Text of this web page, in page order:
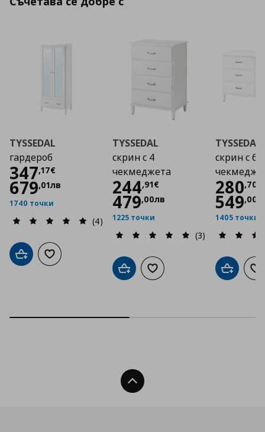
TYSSEDAL
гардероб
347,17€
Цена 347,17 €
679,01лв
1740 точки
(4)
Добави в кошницата
Добави към списъка с любими
TYSSEDAL
скрин с 4
чекмеджета
244,91€
Цена 244,91 €
479,00лв
1225 точки
(3)
Добави в кошницата
Добави към списъка с
TYSSEDAL
скрин с 6
280,70
Цена
549,00
1405 точки
Добави
Нагоре